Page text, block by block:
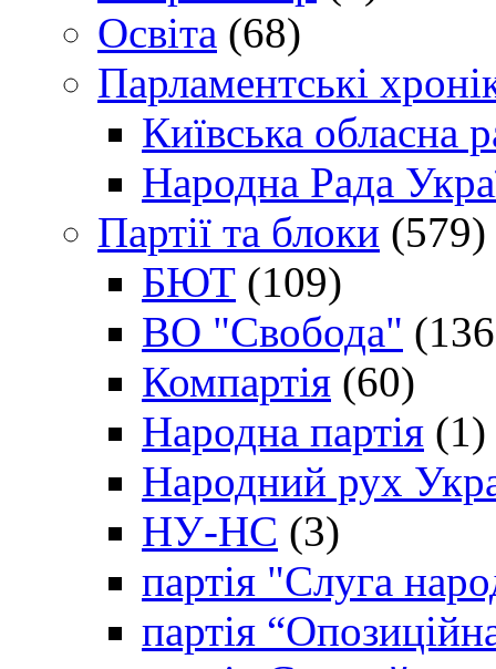
Освіта (68)
Парламентські
Київська обласна
Народна Рада
Партії та блоки (579)
БЮТ (109)
ВО "Свобода"
Компартія (60)
Народна партія (1)
Народний рух
НУ-НС (3)
партія "Слуга
партія